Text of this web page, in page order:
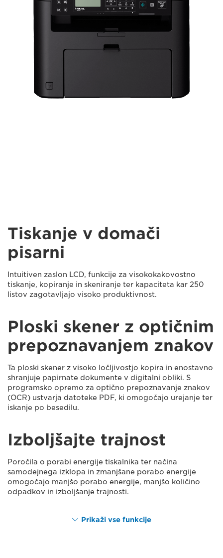
Tiskanje v domači
pisarni
Intuitiven zaslon LCD, funkcije za visokokakovostno
tiskanje, kopiranje in skeniranje ter kapaciteta kar 250
listov zagotavljajo visoko produktivnost.
Ploski skener z optičnim
prepoznavanjem znakov
Ta ploski skener z visoko ločljivostjo kopira in enostavno
shranjuje papirnate dokumente v digitalni obliki. S
programsko opremo za optično prepoznavanje znakov
(OCR) ustvarja datoteke PDF, ki omogočajo urejanje ter
iskanje po besedilu.
Izboljšajte trajnost
Poročila o porabi energije tiskalnika ter načina
samodejnega izklopa in zmanjšane porabo energije
omogočajo manjšo porabo energije, manjšo količino
odpadkov in izboljšanje trajnosti.
Prikaži vse funkcije